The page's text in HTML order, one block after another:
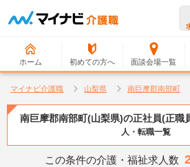
ホーム 初めての方へ 面談会場一覧
マイナビ介護職 山梨県 南巨摩郡南部町
南巨摩郡南部町(山梨県)の正社員(正職
人・転職一覧
この条件の介護・福祉求人数